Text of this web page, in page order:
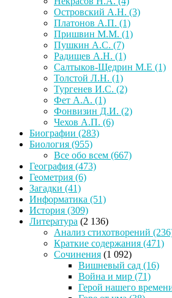
Островский А.Н. (3)
Платонов А.П. (1)
Пришвин М.М. (1)
Пушкин А.С. (7)
Радищев А.Н. (1)
Салтыков-Щедрин М.Е (1)
Толстой Л.Н. (1)
Тургенев И.С. (2)
Фет А.А. (1)
Фонвизин Д.И. (2)
Чехов А.П. (6)
Биографии (283)
Биология (955)
Все обо всем (667)
География (473)
Геометрия (6)
Загадки (41)
Информатика (51)
История (309)
Литература (2 136)
Анализ стихотворений
Краткие содержания (471)
Сочинения (1 092)
Вишневый сад (16)
Война и мир (71)
Герой нашего